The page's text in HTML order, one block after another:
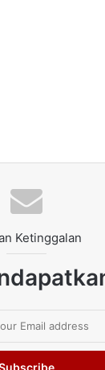
Ketinggalan